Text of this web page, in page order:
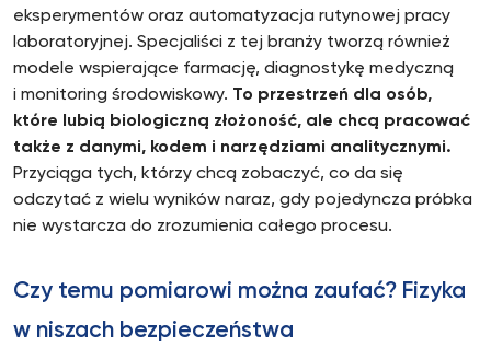
eksperymentów oraz automatyzacja rutynowej pracy
laboratoryjnej. Specjaliści z tej branży tworzą również
modele wspierające farmację, diagnostykę medyczną
i monitoring środowiskowy. To przestrzeń dla osób,
które lubią biologiczną złożoność, ale chcą pracować
także z danymi, kodem i narzędziami analitycznymi.
Przyciąga tych, którzy chcą zobaczyć, co da się
odczytać z wielu wyników naraz, gdy pojedyncza próbka
nie wystarcza do zrozumienia całego procesu.
Czy temu pomiarowi można zaufać? Fizyka
w niszach bezpieczeństwa